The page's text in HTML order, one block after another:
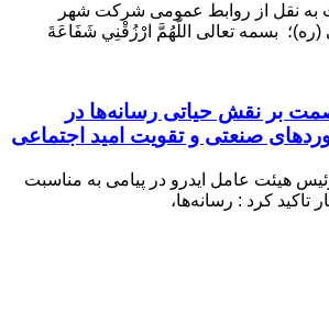
به نقل از روابط عمومی شرکت شهر
بسمه تعالی اللَّهُمَّ ارْزُقْنِي شَفَاعَةَ
بر نقش حیاتی رسانه‌ها در
صنعتی و تقویت امید اجتماعی
هیئت عامل ایدرو در پیامی به مناسبت
تاکید کرد : رسانه‌ها،